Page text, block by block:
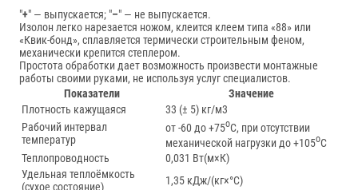
"+" — выпускается; "–" — не выпускается.
Изолон легко нарезается ножом, клеится клеем типа «88» или
«Квик-бонд», сплавляется термически строительным феном,
механически крепится степлером.
Простота обработки дает возможность произвести монтажные
работы своими руками, нe используя услуг специалистов.
Показатели
Значение
Плотность кажущаяся
33 (± 5) кг/м3
Рабочий интервал
температур
от -60 до +75оС, при отсутствии
механической нагрузки до +105оС
Теплопроводность
0,031 Вт(м×К)
Удельная теплоёмкость
(сухое состояние)
1,35 кДж/(кг×°С)